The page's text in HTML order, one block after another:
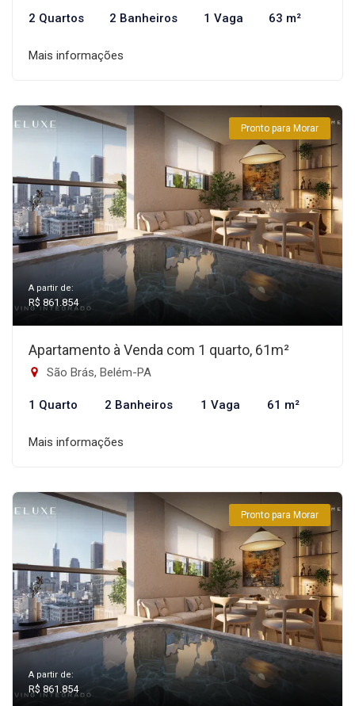
2 Quartos 2 Banheiros 1 Vaga 63 m²
Mais informações
Pronto para Morar
A partir de:
R$ 861.854
Apartamento à Venda com 1 quarto, 61m²
São Brás, Belém-PA
1 Quarto 2 Banheiros 1 Vaga 61 m²
Mais informações
Pronto para Morar
A partir de:
R$ 861.854